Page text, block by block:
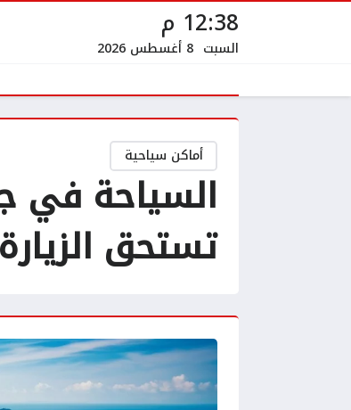
12:38 م
السبت 8 أغسطس 2026
أماكن سياحية
السياحة في
تستحق الزيارة